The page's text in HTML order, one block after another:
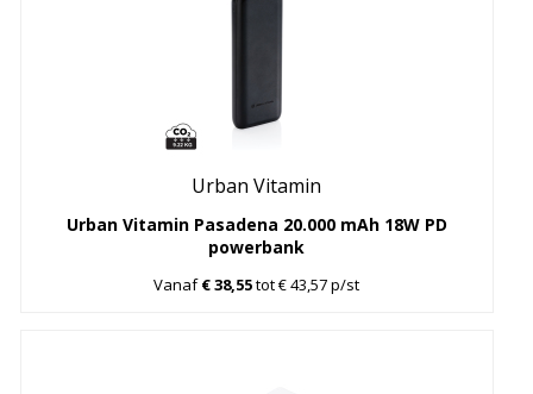
Urban Vitamin
Urban Vitamin Pasadena 20.000 mAh 18W PD
powerbank
Vanaf€ 38,55tot € 43,57 p/st